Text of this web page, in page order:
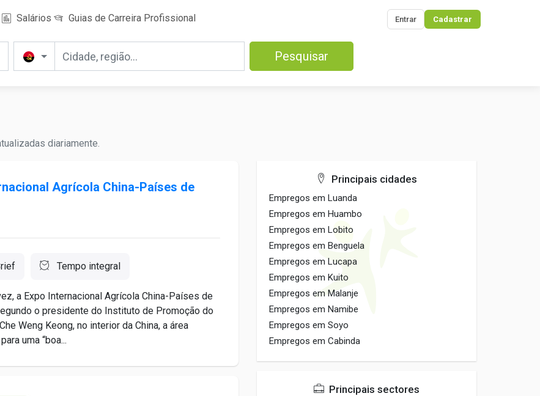
Salários Guias de Carreira Profissional Entrar Cadastrar
Pesquisar
diariamente.
Agrícola China-Países de
Tempo integral
a Expo Internacional Agrícola China-Países de
o presidente do Instituto de Promoção do
Weng Keong, no interior da China, a área
uma “boa...
Principais cidades
Empregos em Luanda
Empregos em Huambo
Empregos em Lobito
Empregos em Benguela
Empregos em Lucapa
Empregos em Kuito
Empregos em Malanje
Empregos em Namibe
Empregos em Soyo
Empregos em Cabinda
Principais sectores